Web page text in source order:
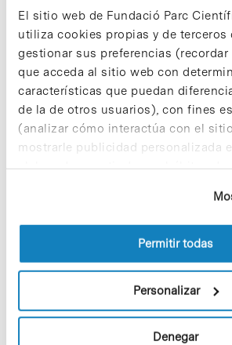
El sitio web de Fundació Parc
utiliza cookies propias y de terceros
gestionar sus preferencias
que acceda al sitio web con
características que puedan
de la de otros usuarios), con fines
(analizar cómo interactúa con el
mostrarle publicidad personalizada
elaborado a partir de sus hábitos de
información sobre las cookies
la Política de cookies del sitio web.
Permitir todas
Personalizar
Denegar
Noticias más vistas
enriquecedores.
crecer la Sostenibilidad
¡Ayúdanos a hacer
Sostenibilidad»!
y ser una fuente de
3 de septiembre de 2025